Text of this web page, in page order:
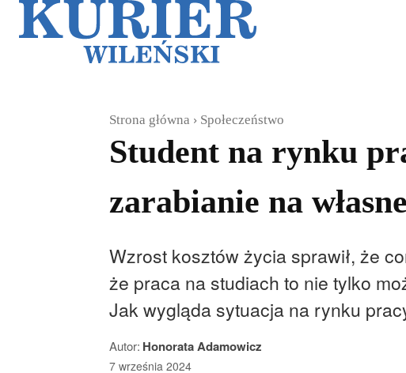
Strona główna Społeczeństwo
Student na rynku
zarabianie na
Wzrost kosztów życia sprawił, że
że praca na studiach to nie tylko
Jak wygląda sytuacja na rynku
Autor: Honorata Adamowicz
7 września 2024